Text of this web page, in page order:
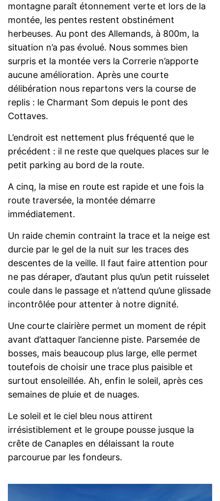
montagne paraît étonnement verte et lors de la
montée, les pentes restent obstinément
herbeuses. Au pont des Allemands, à 800m, la
situation n’a pas évolué. Nous sommes bien
surpris et la montée vers la Correrie n’apporte
aucune amélioration. Après une courte
délibération nous repartons vers la course de
replis : le Charmant Som depuis le pont des
Cottaves.
L’endroit est nettement plus fréquenté que le
précédent : il ne reste que quelques places sur le
petit parking au bord de la route.
A cinq, la mise en route est rapide et une fois la
route traversée, la montée démarre
immédiatement.
Un raide chemin contraint la trace et la neige est
durcie par le gel de la nuit sur les traces des
descentes de la veille. Il faut faire attention pour
ne pas déraper, d’autant plus qu’un petit ruisselet
coule dans le passage et n’attend qu’une glissade
incontrôlée pour attenter à notre dignité.
Une courte clairière permet un moment de répit
avant d’attaquer l’ancienne piste. Parsemée de
bosses, mais beaucoup plus large, elle permet
toutefois de choisir une trace plus paisible et
surtout ensoleillée. Ah, enfin le soleil, après ces
semaines de pluie et de nuages.
Le soleil et le ciel bleu nous attirent
irrésistiblement et le groupe pousse jusque la
crête de Canaples en délaissant la route
parcourue par les fondeurs.